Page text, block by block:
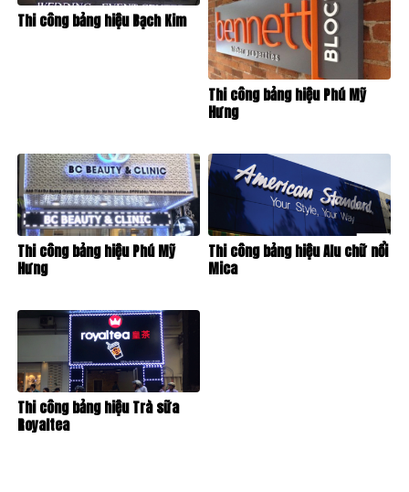
Thi công bảng hiệu Bạch Kim
Thi công bảng hiệu Phú Mỹ
Hưng
Thi công bảng hiệu Phú Mỹ
Hưng
Thi công bảng hiệu Alu chữ nổi
Mica
Thi công bảng hiệu Trà sữa
Royaltea